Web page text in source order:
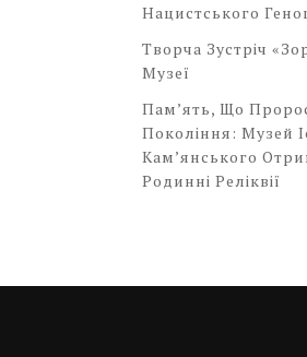
Нацистського
Творча Зустріч
Музеї
Пам’ять, Що
Покоління: Музей
Кам’янського
Родинні Реліквії